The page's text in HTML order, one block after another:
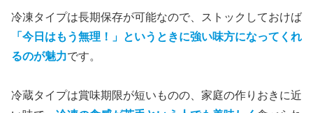
冷凍タイプは長期保存が可能なので、ストックしておけば
「今日はもう無理！」というときに強い味方になってくれ
るのが魅力です。
冷蔵タイプは賞味期限が短いものの、家庭の作りおきに近